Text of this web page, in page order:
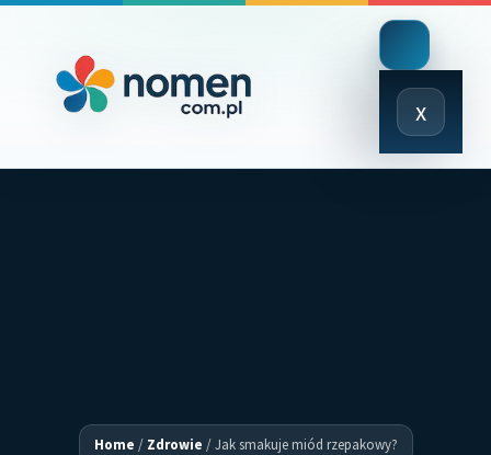
x
Close
Menu
Home / Zdrowie /Jak smakuje miód rzepakowy?